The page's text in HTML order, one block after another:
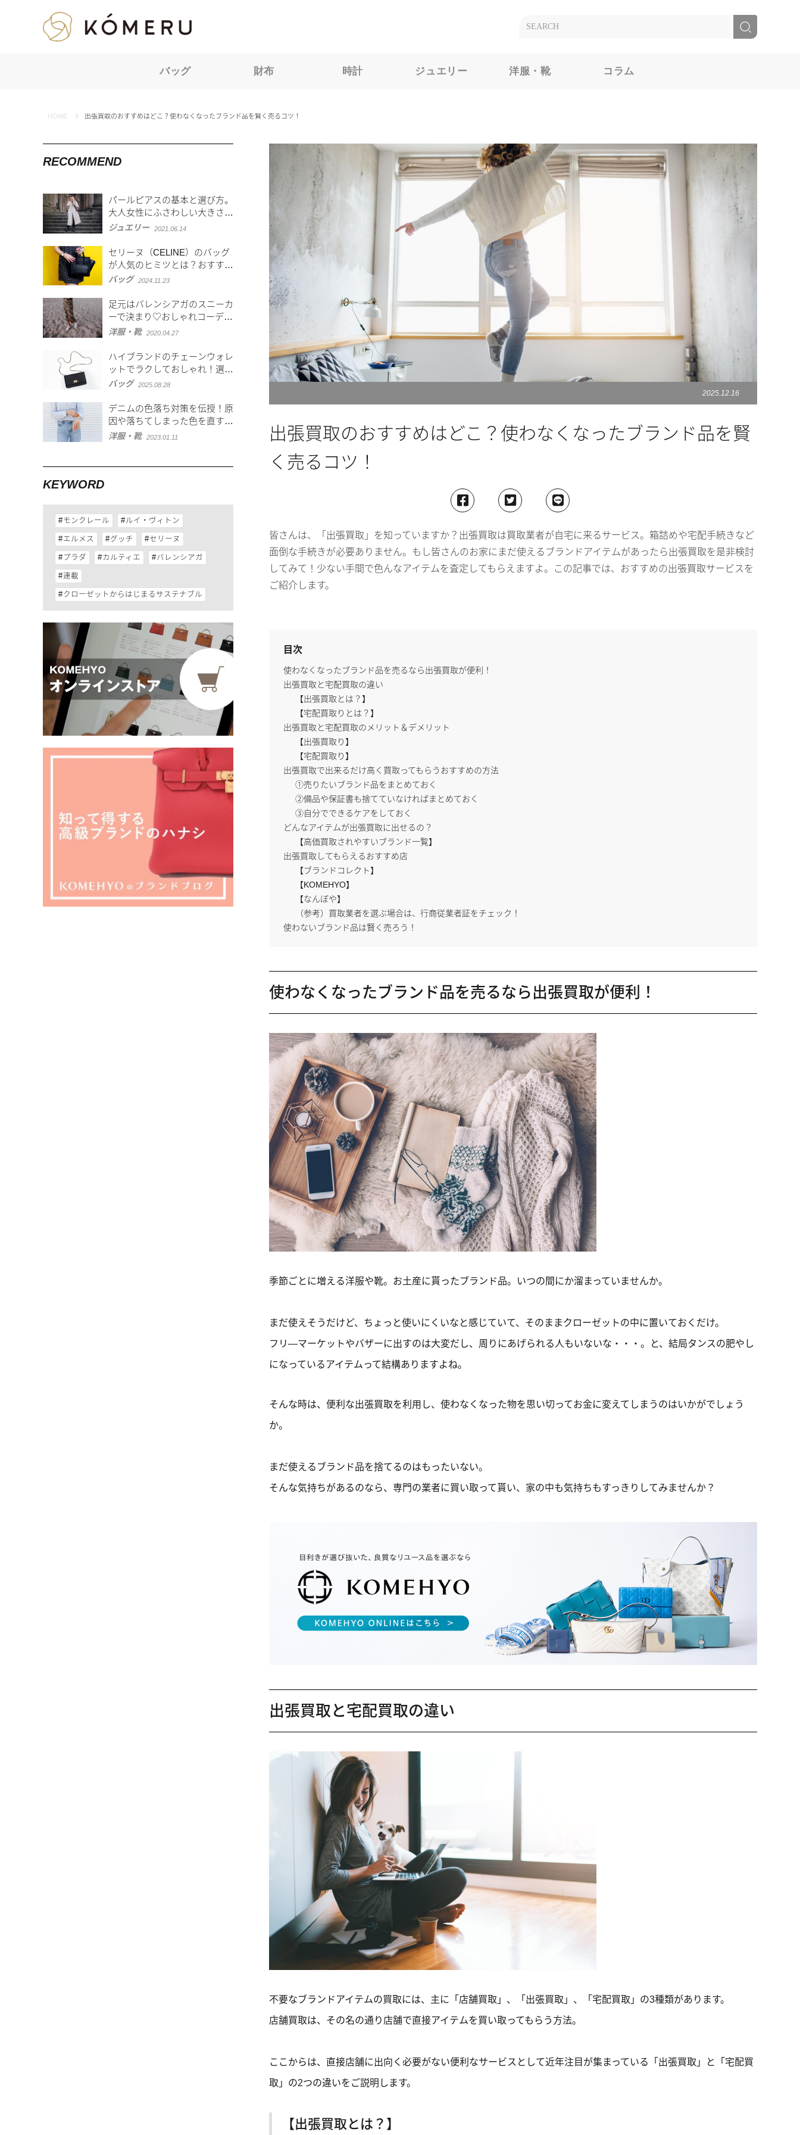
バッグ 財布 時計 ジュエリー 洋服・靴 コラム
HOME 出張買取のおすすめはどこ？使わなくなったブランド品を賢く売るコツ！
2025.12.16
出張買取のおすすめはどこ？使わなくなったブランド品を賢
く売るコツ！
皆さんは、「出張買取」を知っていますか？出張買取は買取業者が自宅に来るサービス。箱詰めや宅配手続きなど
面倒な手続きが必要ありません。もし皆さんのお家にまだ使えるブランドアイテムがあったら出張買取を是非検討
してみて！少ない手間で色んなアイテムを査定してもらえますよ。この記事では、おすすめの出張買取サービスを
ご紹介します。
目次
使わなくなったブランド品を売るなら出張買取が便利！
出張買取と宅配買取の違い
【出張買取とは？】
【宅配買取りとは？】
出張買取と宅配買取のメリット＆デメリット
【出張買取り】
【宅配買取り】
出張買取で出来るだけ高く買取ってもらうおすすめの方法
①売りたいブランド品をまとめておく
②備品や保証書も捨てていなければまとめておく
③自分でできるケアをしておく
どんなアイテムが出張買取に出せるの？
【高価買取されやすいブランド一覧】
出張買取してもらえるおすすめ店
【ブランドコレクト】
【KOMEHYO】
【なんぼや】
（参考）買取業者を選ぶ場合は、行商従業者証をチェック！
使わないブランド品は賢く売ろう！
使わなくなったブランド品を売るなら出張買取が便利！
季節ごとに増える洋服や靴。お土産に貰ったブランド品。いつの間にか溜まっていませんか。
まだ使えそうだけど、ちょっと使いにくいなと感じていて、そのままクローゼットの中に置いておくだけ。
フリ―マーケットやバザーに出すのは大変だし、周りにあげられる人もいないな・・・。と、結局タンスの肥やし
になっているアイテムって結構ありますよね。
そんな時は、便利な出張買取を利用し、使わなくなった物を思い切ってお金に変えてしまうのはいかがでしょう
か。
まだ使えるブランド品を捨てるのはもったいない。
そんな気持ちがあるのなら、専門の業者に買い取って貰い、家の中も気持ちもすっきりしてみませんか？
出張買取と宅配買取の違い
不要なブランドアイテムの買取には、主に「店舗買取」、「出張買取」、「宅配買取」の3種類があります。
店舗買取は、その名の通り店舗で直接アイテムを買い取ってもらう方法。
ここからは、直接店舗に出向く必要がない便利なサービスとして近年注目が集まっている「出張買取」と「宅配買
取」の2つの違いをご説明します。
【出張買取とは？】
RECOMMEND
パールピアスの基本と選び方。
大人女性にふさわしい大きさを
身につけよう
ジュエリー 2021.06.14
セリーヌ（CELINE）のバッグ
が人気のヒミツとは？おすすめ
モデル5選
バッグ 2024.11.23
足元はバレンシアガのスニーカ
ーで決まり♡おしゃれコーデ
12選
洋服・靴 2020.04.27
ハイブランドのチェーンウォレ
ットでラクしておしゃれ！選び
方や人気アイテムを紹介
バッグ 2025.08.28
デニムの色落ち対策を伝授！原
因や落ちてしまった色を直す方
法も
洋服・靴 2023.01.11
KEYWORD
モンクレール ルイ・ヴィトン
エルメス グッチ セリーヌ
プラダ カルティエ バレンシアガ
連載
クローゼットからはじまるサステナブル